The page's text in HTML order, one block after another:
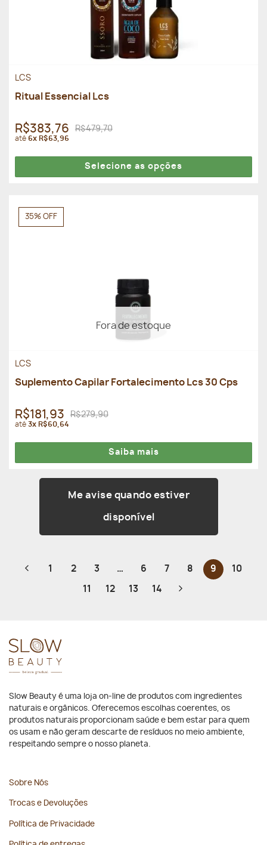
LCS
Ritual Essencial Lcs
R$383,76 R$479,70
até6x R$63,96
Selecione as opções
35% OFF
Fora de estoque
LCS
Suplemento Capilar Fortalecimento Lcs 30 Cps
R$181,93 R$279,90
até3x R$60,64
Saiba mais
Me avise quando estiver
disponível
1 2 3 … 6 7 8 9 10
11 12 13 14
Slow Beauty é uma loja on-line de produtos com ingredientes
naturais e orgânicos. Oferecemos escolhas coerentes, os
produtos naturais proporcionam saúde e bem estar para quem
os usam e não geram descarte de resíduos no meio ambiente,
respeitando sempre o nosso planeta.
Sobre Nós
Trocas e Devoluções
Política de Privacidade